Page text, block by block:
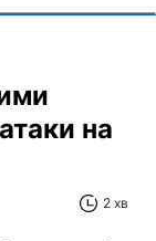
на
2 хв